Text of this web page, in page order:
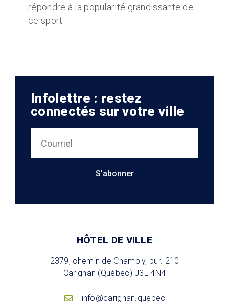
répondre à la popularité grandissante de
ce sport.
Infolettre : restez
connectés sur votre ville
S'abonner
HÔTEL DE VILLE
2379, chemin de Chambly, bur. 210
Carignan (Québec) J3L 4N4
info@carignan.quebec